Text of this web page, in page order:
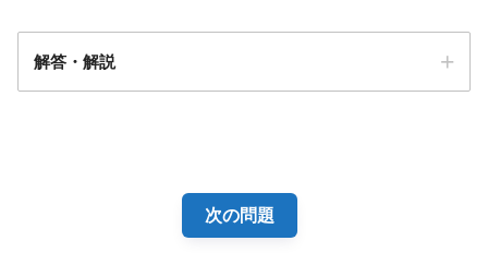
解答・解説
次の問題